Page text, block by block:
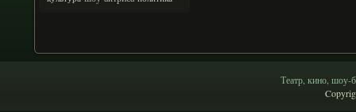
Театр, кино, шоу-